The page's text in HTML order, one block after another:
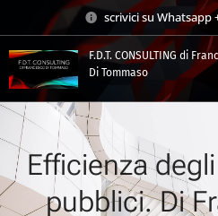
scrivici su Whatsapp
F.D.T. CONSULTING di
Di Tommaso
Efficienza
pubblici. Di